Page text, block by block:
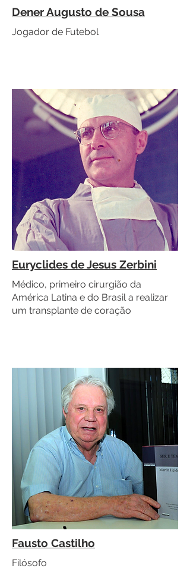
Dener Augusto de Sousa
Jogador de Futebol
Euryclides de Jesus Zerbini
Médico, primeiro cirurgião da
América Latina e do Brasil a realizar
um transplante de coração
Fausto Castilho
Filósofo